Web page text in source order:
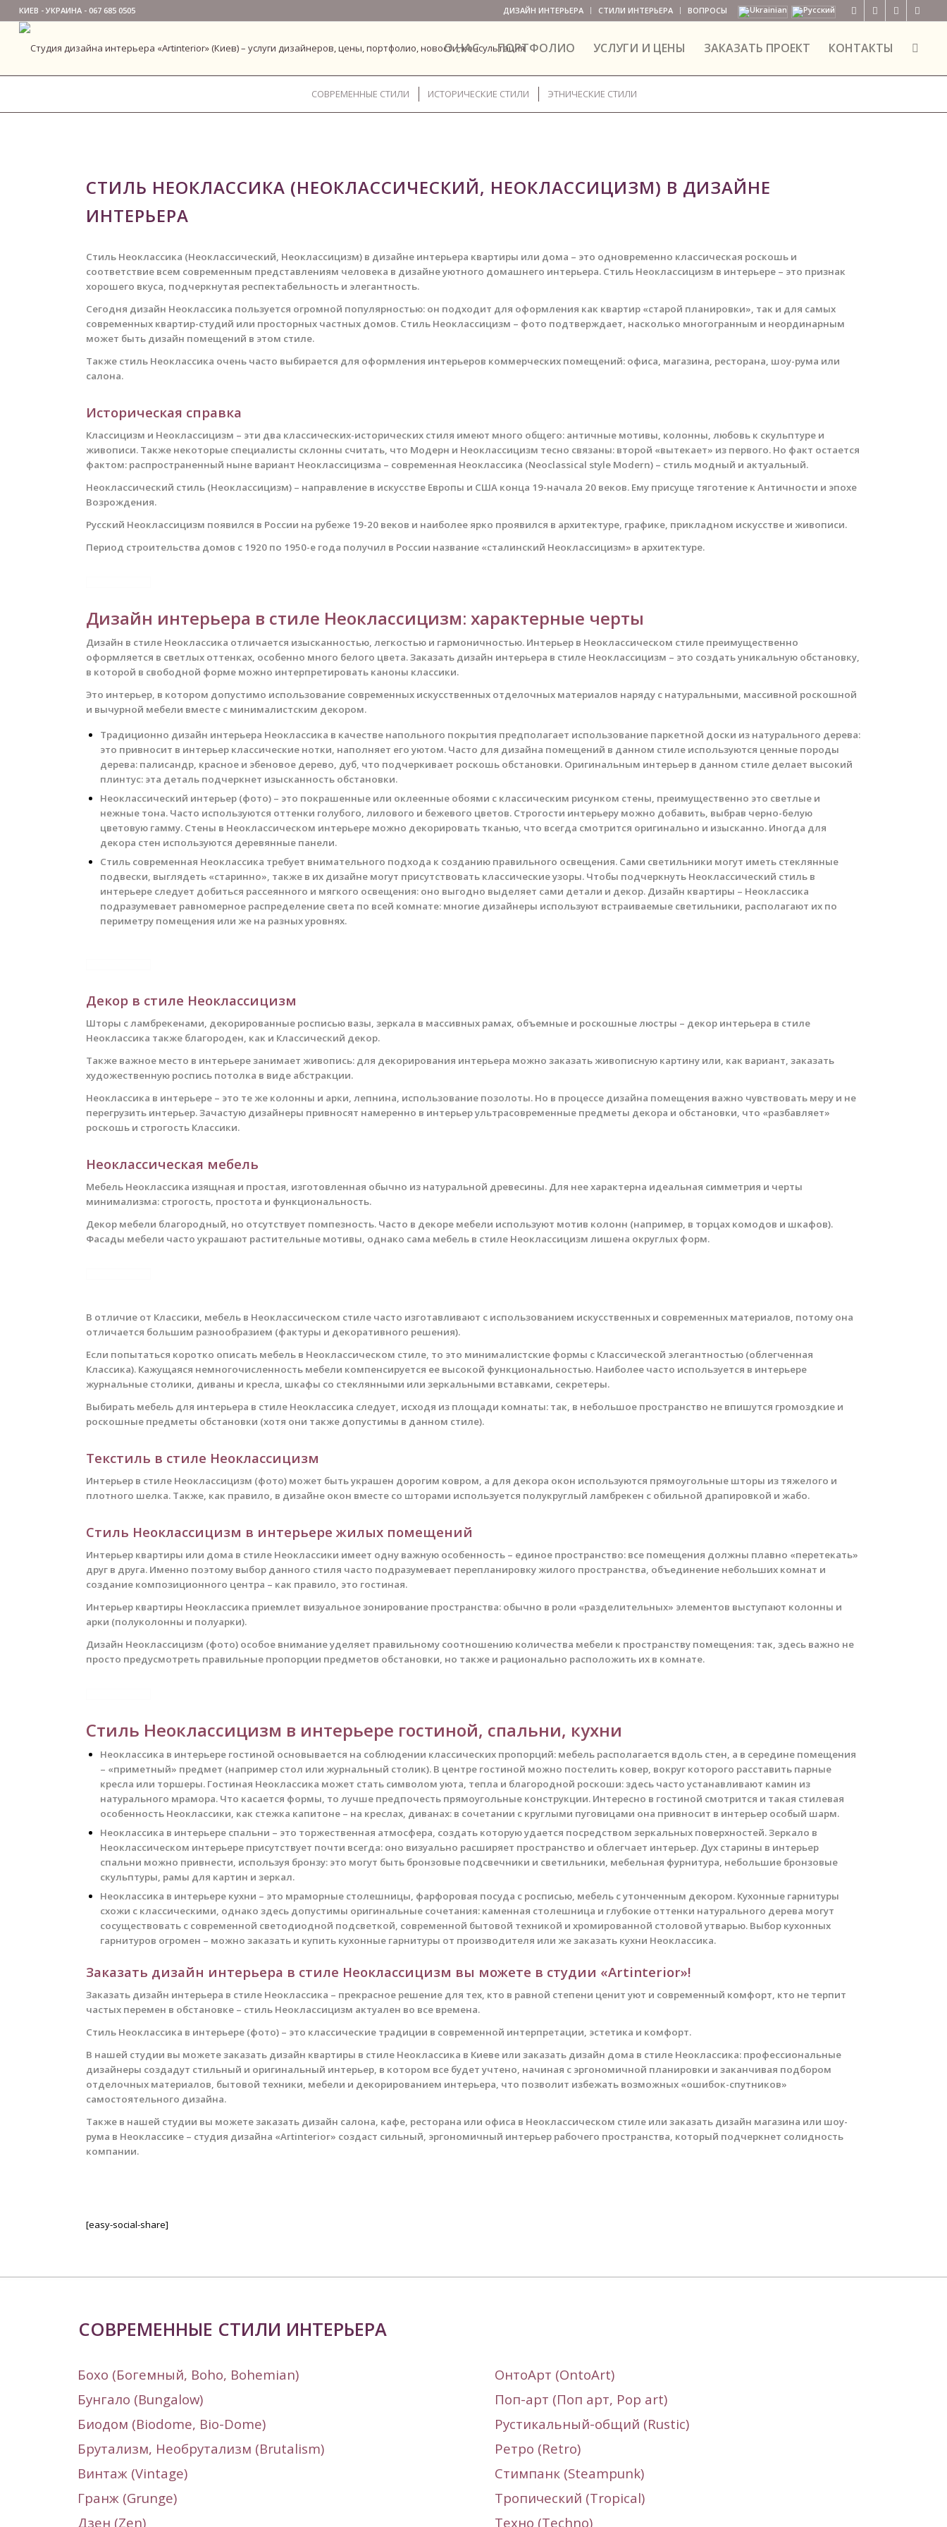
ДИЗАЙН ИНТЕРЬЕРА СТИЛИ ИНТЕРЬЕРА ВОПРОСЫ
КИЕВ - УКРАИНА - 067 685 0505
О НАС ПОРТФОЛИО УСЛУГИ И ЦЕНЫ ЗАКАЗАТЬ ПРОЕКТ КОНТАКТЫ
СОВРЕМЕННЫЕ СТИЛИ ИСТОРИЧЕСКИЕ СТИЛИ ЭТНИЧЕСКИЕ СТИЛИ
СТИЛЬ НЕОКЛАССИКА (НЕОКЛАССИЧЕСКИЙ, НЕОКЛАССИЦИЗМ) В ДИЗАЙНЕ
ИНТЕРЬЕРА
Стиль Неоклассика (Неоклассический, Неоклассицизм) в дизайне интерьера квартиры или дома – это одновременно классическая роскошь и
соответствие всем современным представлениям человека в дизайне уютного домашнего интерьера. Стиль Неоклассицизм в интерьере – это признак
хорошего вкуса, подчеркнутая респектабельность и элегантность.
Сегодня дизайн Неоклассика пользуется огромной популярностью: он подходит для оформления как квартир «старой планировки», так и для самых
современных квартир-студий или просторных частных домов. Стиль Неоклассицизм – фото подтверждает, насколько многогранным и неординарным
может быть дизайн помещений в этом стиле.
Также стиль Неоклассика очень часто выбирается для оформления интерьеров коммерческих помещений: офиса, магазина, ресторана, шоу-рума или
салона.
Историческая справка
Классицизм и Неоклассицизм – эти два классических-исторических стиля имеют много общего: античные мотивы, колонны, любовь к скульптуре и
живописи. Также некоторые специалисты склонны считать, что Модерн и Неоклассицизм тесно связаны: второй «вытекает» из первого. Но факт остается
фактом: распространенный ныне вариант Неоклассицизма – современная Неоклассика (Neoclassical style Modern) – стиль модный и актуальный.
Неоклассический стиль (Неоклассицизм) – направление в искусстве Европы и США конца 19-начала 20 веков. Ему присуще тяготение к Античности и эпохе
Возрождения.
Русский Неоклассицизм появился в России на рубеже 19-20 веков и наиболее ярко проявился в архитектуре, графике, прикладном искусстве и живописи.
Период строительства домов с 1920 по 1950-е года получил в России название «сталинский Неоклассицизм» в архитектуре.
Дизайн интерьера в стиле Неоклассицизм: характерные черты
Дизайн в стиле Неоклассика отличается изысканностью, легкостью и гармоничностью. Интерьер в Неоклассическом стиле преимущественно
оформляется в светлых оттенках, особенно много белого цвета. Заказать дизайн интерьера в стиле Неоклассицизм – это создать уникальную обстановку,
в которой в свободной форме можно интерпретировать каноны классики.
Это интерьер, в котором допустимо использование современных искусственных отделочных материалов наряду с натуральными, массивной роскошной
и вычурной мебели вместе с минималистским декором.
Традиционно дизайн интерьера Неоклассика в качестве напольного покрытия предполагает использование паркетной доски из натурального дерева:
это привносит в интерьер классические нотки, наполняет его уютом. Часто для дизайна помещений в данном стиле используются ценные породы
дерева: палисандр, красное и эбеновое дерево, дуб, что подчеркивает роскошь обстановки. Оригинальным интерьер в данном стиле делает высокий
плинтус: эта деталь подчеркнет изысканность обстановки.
Неоклассический интерьер (фото) – это покрашенные или оклеенные обоями с классическим рисунком стены, преимущественно это светлые и
нежные тона. Часто используются оттенки голубого, лилового и бежевого цветов. Строгости интерьеру можно добавить, выбрав черно-белую
цветовую гамму. Стены в Неоклассическом интерьере можно декорировать тканью, что всегда смотрится оригинально и изысканно. Иногда для
декора стен используются деревянные панели.
Стиль современная Неоклассика требует внимательного подхода к созданию правильного освещения. Сами светильники могут иметь стеклянные
подвески, выглядеть «старинно», также в их дизайне могут присутствовать классические узоры. Чтобы подчеркнуть Неоклассический стиль в
интерьере следует добиться рассеянного и мягкого освещения: оно выгодно выделяет сами детали и декор. Дизайн квартиры – Неоклассика
подразумевает равномерное распределение света по всей комнате: многие дизайнеры используют встраиваемые светильники, располагают их по
периметру помещения или же на разных уровнях.
Декор в стиле Неоклассицизм
Шторы с ламбрекенами, декорированные росписью вазы, зеркала в массивных рамах, объемные и роскошные люстры – декор интерьера в стиле
Неоклассика также благороден, как и Классический декор.
Также важное место в интерьере занимает живопись: для декорирования интерьера можно заказать живописную картину или, как вариант, заказать
художественную роспись потолка в виде абстракции.
Неоклассика в интерьере – это те же колонны и арки, лепнина, использование позолоты. Но в процессе дизайна помещения важно чувствовать меру и не
перегрузить интерьер. Зачастую дизайнеры привносят намеренно в интерьер ультрасовременные предметы декора и обстановки, что «разбавляет»
роскошь и строгость Классики.
Неоклассическая мебель
Мебель Неоклассика изящная и простая, изготовленная обычно из натуральной древесины. Для нее характерна идеальная симметрия и черты
минимализма: строгость, простота и функциональность.
Декор мебели благородный, но отсутствует помпезность. Часто в декоре мебели используют мотив колонн (например, в торцах комодов и шкафов).
Фасады мебели часто украшают растительные мотивы, однако сама мебель в стиле Неоклассицизм лишена округлых форм.
В отличие от Классики, мебель в Неоклассическом стиле часто изготавливают с использованием искусственных и современных материалов, потому она
отличается большим разнообразием (фактуры и декоративного решения).
Если попытаться коротко описать мебель в Неоклассическом стиле, то это минималистские формы с Классической элегантностью (облегченная
Классика). Кажущаяся немногочисленность мебели компенсируется ее высокой функциональностью. Наиболее часто используется в интерьере
журнальные столики, диваны и кресла, шкафы со стеклянными или зеркальными вставками, секретеры.
Выбирать мебель для интерьера в стиле Неоклассика следует, исходя из площади комнаты: так, в небольшое пространство не впишутся громоздкие и
роскошные предметы обстановки (хотя они также допустимы в данном стиле).
Текстиль в стиле Неоклассицизм
Интерьер в стиле Неоклассицизм (фото) может быть украшен дорогим ковром, а для декора окон используются прямоугольные шторы из тяжелого и
плотного шелка. Также, как правило, в дизайне окон вместе со шторами используется полукруглый ламбрекен с обильной драпировкой и жабо.
Стиль Неоклассицизм в интерьере жилых помещений
Интерьер квартиры или дома в стиле Неоклассики имеет одну важную особенность – единое пространство: все помещения должны плавно «перетекать»
друг в друга. Именно поэтому выбор данного стиля часто подразумевает перепланировку жилого пространства, объединение небольших комнат и
создание композиционного центра – как правило, это гостиная.
Интерьер квартиры Неоклассика приемлет визуальное зонирование пространства: обычно в роли «разделительных» элементов выступают колонны и
арки (полуколонны и полуарки).
Дизайн Неоклассицизм (фото) особое внимание уделяет правильному соотношению количества мебели к пространству помещения: так, здесь важно не
просто предусмотреть правильные пропорции предметов обстановки, но также и рационально расположить их в комнате.
Стиль Неоклассицизм в интерьере гостиной, спальни, кухни
Неоклассика в интерьере гостиной основывается на соблюдении классических пропорций: мебель располагается вдоль стен, а в середине помещения
– «приметный» предмет (например стол или журнальный столик). В центре гостиной можно постелить ковер, вокруг которого расставить парные
кресла или торшеры. Гостиная Неоклассика может стать символом уюта, тепла и благородной роскоши: здесь часто устанавливают камин из
натурального мрамора. Что касается формы, то лучше предпочесть прямоугольные конструкции. Интересно в гостиной смотрится и такая стилевая
особенность Неоклассики, как стежка капитоне – на креслах, диванах: в сочетании с круглыми пуговицами она привносит в интерьер особый шарм.
Неоклассика в интерьере спальни – это торжественная атмосфера, создать которую удается посредством зеркальных поверхностей. Зеркало в
Неоклассическом интерьере присутствует почти всегда: оно визуально расширяет пространство и облегчает интерьер. Дух старины в интерьер
спальни можно привнести, используя бронзу: это могут быть бронзовые подсвечники и светильники, мебельная фурнитура, небольшие бронзовые
скульптуры, рамы для картин и зеркал.
Неоклассика в интерьере кухни – это мраморные столешницы, фарфоровая посуда с росписью, мебель с утонченным декором. Кухонные гарнитуры
схожи с классическими, однако здесь допустимы оригинальные сочетания: каменная столешница и глубокие оттенки натурального дерева могут
сосуществовать с современной светодиодной подсветкой, современной бытовой техникой и хромированной столовой утварью. Выбор кухонных
гарнитуров огромен – можно заказать и купить кухонные гарнитуры от производителя или же заказать кухни Неоклассика.
Заказать дизайн интерьера в стиле Неоклассицизм вы можете в студии «Artinterior»!
Заказать дизайн интерьера в стиле Неоклассика – прекрасное решение для тех, кто в равной степени ценит уют и современный комфорт, кто не терпит
частых перемен в обстановке – стиль Неоклассицизм актуален во все времена.
Стиль Неоклассика в интерьере (фото) – это классические традиции в современной интерпретации, эстетика и комфорт.
В нашей студии вы можете заказать дизайн квартиры в стиле Неоклассика в Киеве или заказать дизайн дома в стиле Неоклассика: профессиональные
дизайнеры создадут стильный и оригинальный интерьер, в котором все будет учтено, начиная с эргономичной планировки и заканчивая подбором
отделочных материалов, бытовой техники, мебели и декорированием интерьера, что позволит избежать возможных «ошибок-спутников»
самостоятельного дизайна.
Также в нашей студии вы можете заказать дизайн салона, кафе, ресторана или офиса в Неоклассическом стиле или заказать дизайн магазина или шоу-
рума в Неоклассике – студия дизайна «Artinterior» создаст сильный, эргономичный интерьер рабочего пространства, который подчеркнет солидность
компании.
[easy-social-share]
СОВРЕМЕННЫЕ СТИЛИ ИНТЕРЬЕРА
Бохо (Богемный, Boho, Bohemian)
Бунгало (Bungalow)
Биодом (Biodome, Bio-Dome)
Брутализм, Необрутализм (Brutalism)
Винтаж (Vintage)
Гранж (Grunge)
Дзен (Zen)
ОнтоАрт (OntoArt)
Поп-арт (Поп арт, Pop art)
Рустикальный-общий (Rustic)
Ретро (Retro)
Стимпанк (Steampunk)
Тропический (Tropical)
Техно (Techno)